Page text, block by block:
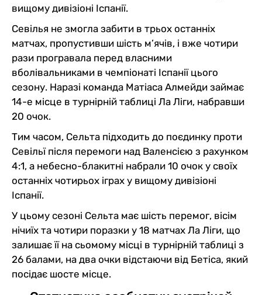
вищому дивізіоні Іспанії.
Севілья не змогла забити в трьох останніх
матчах, пропустивши шість м’ячів, і вже чотири
рази програвала перед власними
вболівальниками в чемпіонаті Іспанії цього
сезону. Наразі команда Матіаса Алмейди займає
14-е місце в турнірній таблиці Ла Ліги, набравши
20 очок.
Тим часом, Сельта підходить до поєдинку проти
Севільї після перемоги над Валенсією з рахунком
4:1, а небесно-блакитні набрали 10 очок у своїх
останніх чотирьох іграх у вищому дивізіоні
Іспанії.
У цьому сезоні Сельта має шість перемог, вісім
нічиїх та чотири поразки у 18 матчах Ла Ліги, що
залишає її на сьомому місці в турнірній таблиці з
26 балами, на два очки відстаючи від Бетіса, який
посідає шосте місце.